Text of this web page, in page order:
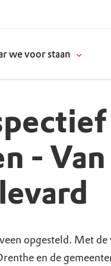
we voor staan
-
opgesteld. Met
en de